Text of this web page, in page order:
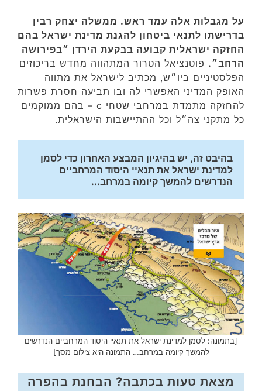
על מגבלות אלה עמד ראש. ממשלה יצחק רבין
בדרישתו לתנאי ביטחון להגנת מדינת ישראל בהם
החזקה ישראלית קבועה בבקעת הירדן ״בפירושה
הרחב״. פוטנציאל הטרור המתהווה מחדש בריכוזים
הפלסטיניים ביו״ש, מכתיב לישראל את מתווה
האופק המדיני האפשרי לה ובו תביעה חסרת פשרות
להחזקה מתמדת במרחבי שטחי c – בהם ממוקמים
כל מתקני צה״ל וכל ההתיישבות הישראלית.
הנדרשים להמשך קיומה במרחב...
[בתמונה: לסמן למדינת ישראל את תנאיי היסוד המרחביים הנדרשים
להמשך קיומה במרחב… התמונה היא צילום מסך]
מצאת טעות בכתבה? הבחנת בהפרה